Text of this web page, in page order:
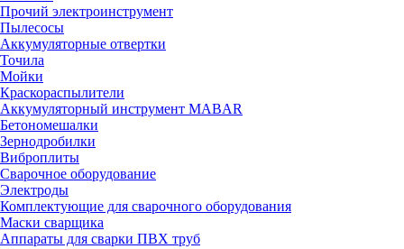
Прочий электроинструмент
Пылесосы
Аккумуляторные отвертки
Точила
Мойки
Краскораспылители
Аккумуляторный инструмент MABAR
Бетономешалки
Зернодробилки
Виброплиты
Сварочное оборудование
Электроды
Комплектующие для сварочного оборудования
Маски сварщика
Аппараты для сварки ПВХ труб